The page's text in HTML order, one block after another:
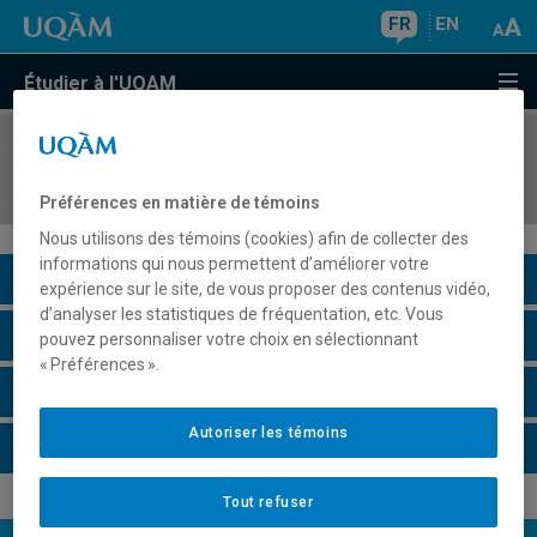
FR EN
Étudier à l'UQAM
COURS//
Description du cours
Horaire - Été 2026
Préférences en matière de témoins
Nous utilisons des témoins (cookies) afin de collecter des
informations qui nous permettent d’améliorer votre
expérience sur le site, de vous proposer des contenus vidéo,
d’analyser les statistiques de fréquentation, etc. Vous
pouvez personnaliser votre choix en sélectionnant
« Préférences ».
Tout refuser
Autoriser les témoins